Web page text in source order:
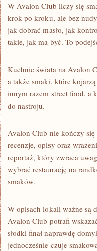
W Avalon Club liczy się
krok po kroku, ale bez
jak dobrać masło, jak
takie, jak ma być. To
Kuchnie świata na Avalon
a także smaki, które
innym razem street food, a
do nastroju.
Avalon Club nie kończy
recenzje, opisy oraz
reportaż, który zwraca
wybrać restaurację na
smaków.
W opisach lokali ważne są
Avalon Club potrafi
słodki finał naprawdę
jednocześnie czuje